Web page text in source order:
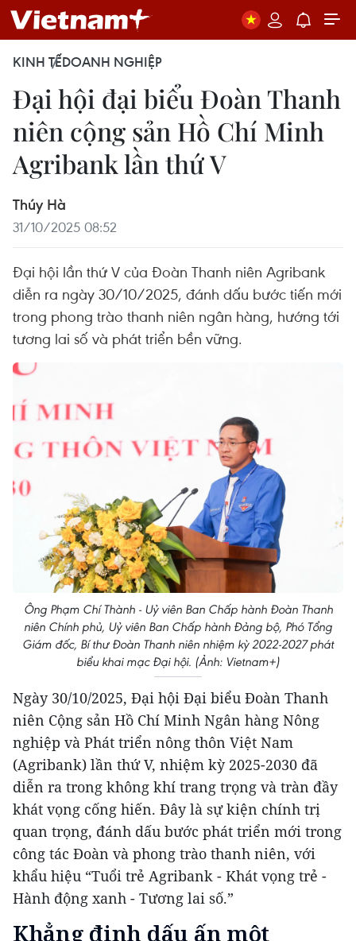
KINH TẾDOANH NGHIỆP
Đại hội đại biểu Đoàn Thanh
niên cộng sản Hồ Chí Minh
Agribank lần thứ V
Thúy Hà
31/10/2025 08:52
Đại hội lần thứ V của Đoàn Thanh niên Agribank
diễn ra ngày 30/10/2025, đánh dấu bước tiến mới
trong phong trào thanh niên ngân hàng, hướng tới
tương lai số và phát triển bền vững.
Ông Phạm Chí Thành - Uỷ viên Ban Chấp hành Đoàn Thanh
niên Chính phủ, Uỷ viên Ban Chấp hành Đảng bộ, Phó Tổng
Giám đốc, Bí thư Đoàn Thanh niên nhiệm kỳ 2022-2027 phát
biểu khai mạc Đại hội. (Ảnh: Vietnam+)
Ngày 30/10/2025, Đại hội Đại biểu Đoàn Thanh
niên Cộng sản Hồ Chí Minh Ngân hàng Nông
nghiệp và Phát triển nông thôn Việt Nam
(Agribank) lần thứ V, nhiệm kỳ 2025-2030 đã
diễn ra trong không khí trang trọng và tràn đầy
khát vọng cống hiến. Đây là sự kiện chính trị
quan trọng, đánh dấu bước phát triển mới trong
công tác Đoàn và phong trào thanh niên, với
khẩu hiệu “Tuổi trẻ Agribank - Khát vọng trẻ -
Hành động xanh - Tương lai số.”
Khẳng định dấu ấn một